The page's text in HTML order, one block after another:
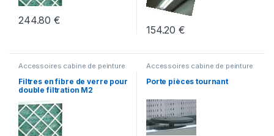
244.80€
154.20€
Accessoires cabine de peinture
Filtres en fibre de verre pour
double filtration M2
Accessoires cabine de peinture
Porte pièces tournant